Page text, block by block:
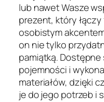
lub nawet Wasze
prezent, który
osobistym
on nie tylko
pamiątką. Dostępne
pojemności i
materiałów, dzięki
je do jego potrzeb i